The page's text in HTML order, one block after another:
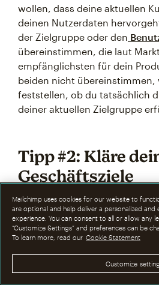
wollen, dass deine aktuellen
deinen Nutzerdaten
der Zielgruppe oder den
übereinstimmen, die laut
empfänglichsten für dein
beiden nicht übereinstimmen,
feststellen, ob du tatsächlich
deiner aktuellen Zielgruppe
Tipp #2: Kläre
Geschäftsziele
Deine umfassenderen
Unternehmen bestimmen
dein Produkt positionieren
deine Prüfung durchführen,
welchen übergeordneten
Mailchimp uses cookies for our website to
are optional and help deliver a personalized and
experience. You can consent to all or allow any
“Customize Settings” and preferences can be
To learn more, read our Cookie Statement
Customize